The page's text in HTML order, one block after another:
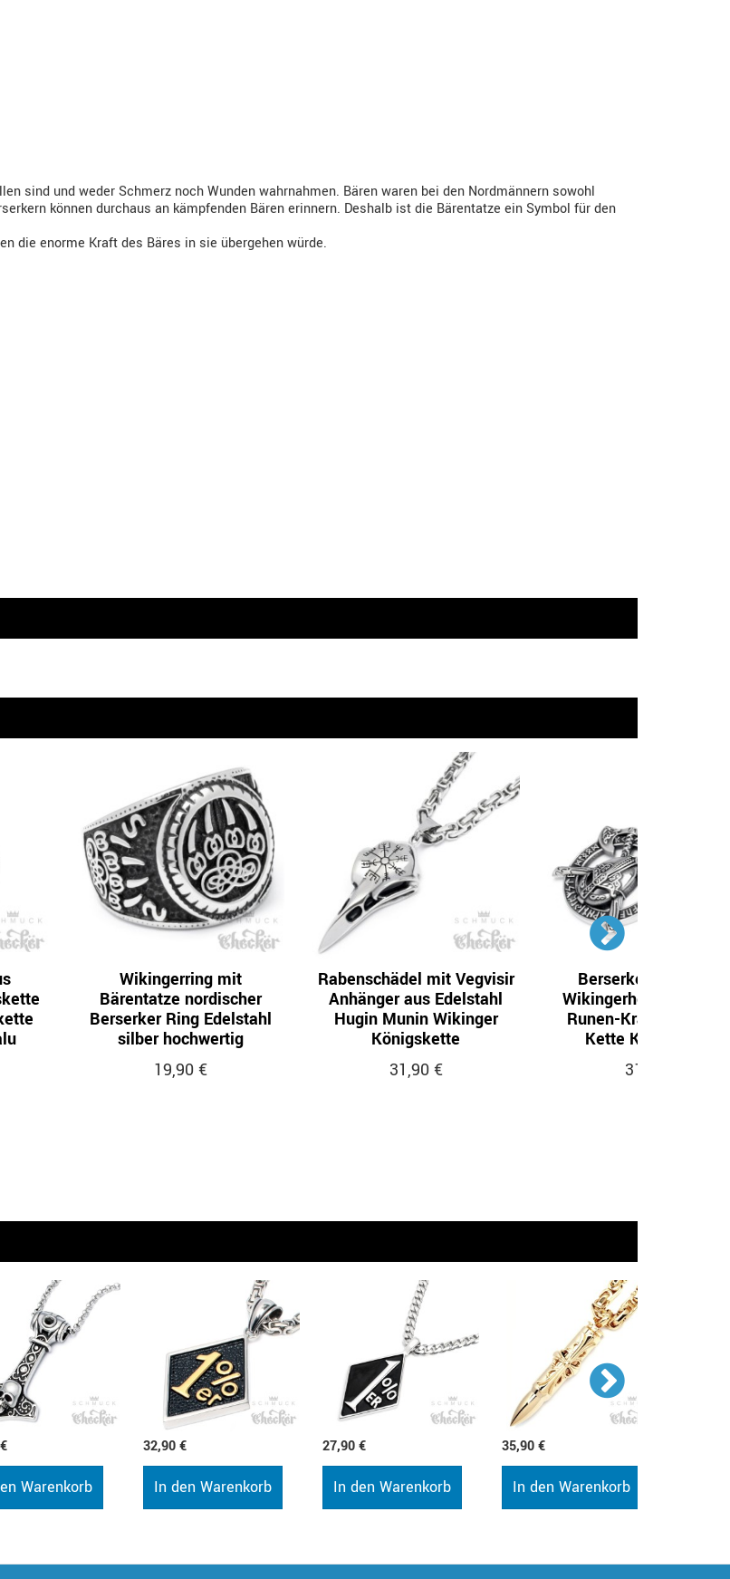
sind und weder Schmerz noch Wunden wahrnahmen. Bären waren bei den Nordmännern sowohl
können durchaus an kämpfenden Bären erinnern. Deshalb ist die Bärentatze ein Symbol für den
die enorme Kraft des Bäres in sie übergehen würde.
Wikingerring mit
Bärentatze nordischer
Berserker Ring Edelstahl
silber hochwertig
19,90 €
Rabenschädel mit Vegvisir
Anhänger aus Edelstahl
Hugin Munin Wikinger
Königskette
31,90 €
Berserker Anhänger
Wikingerhelm
Runen-Kranz
Kette Königskette
31,90 €
Warenkorb
32,90 €
In den Warenkorb
27,90 €
In den Warenkorb
35,90 €
In den Warenkorb